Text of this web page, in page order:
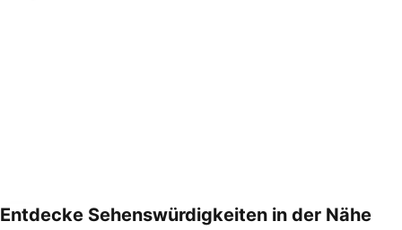
Entdecke Sehenswürdigkeiten in der Nähe